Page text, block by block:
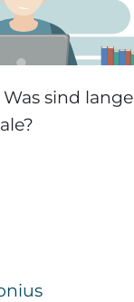
sind lange